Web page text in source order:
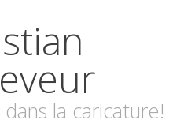
la caricature!